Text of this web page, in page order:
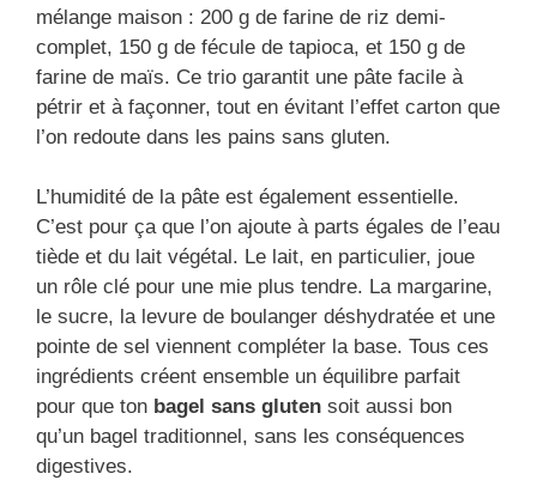
mélange maison : 200 g de farine de riz demi-
complet, 150 g de fécule de tapioca, et 150 g de
farine de maïs. Ce trio garantit une pâte facile à
pétrir et à façonner, tout en évitant l’effet carton que
l’on redoute dans les pains sans gluten.
L’humidité de la pâte est également essentielle.
C’est pour ça que l’on ajoute à parts égales de l’eau
tiède et du lait végétal. Le lait, en particulier, joue
un rôle clé pour une mie plus tendre. La margarine,
le sucre, la levure de boulanger déshydratée et une
pointe de sel viennent compléter la base. Tous ces
ingrédients créent ensemble un équilibre parfait
pour que ton bagel sans gluten soit aussi bon
qu’un bagel traditionnel, sans les conséquences
digestives.